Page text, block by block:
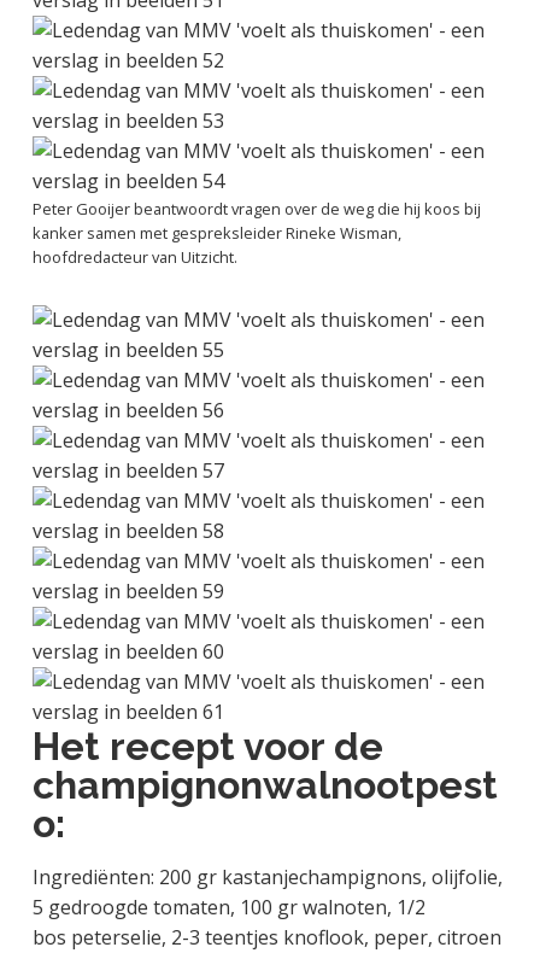
Peter Gooijer beantwoordt vragen over de weg die hij koos bij
kanker samen met gespreksleider Rineke Wisman,
hoofdredacteur van Uitzicht.
Het recept voor de
champignonwalnootpest
o:
Ingrediënten: 200 gr kastanjechampignons, olijfolie,
5 gedroogde tomaten, 100 gr walnoten, 1/2
bos peterselie, 2-3 teentjes knoflook, peper, citroen